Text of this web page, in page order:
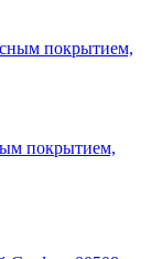
покрытием,